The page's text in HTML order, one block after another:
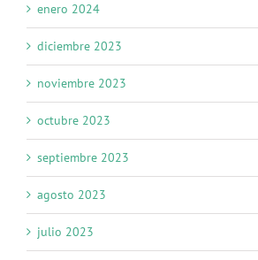
enero 2024
diciembre 2023
noviembre 2023
octubre 2023
septiembre 2023
agosto 2023
julio 2023